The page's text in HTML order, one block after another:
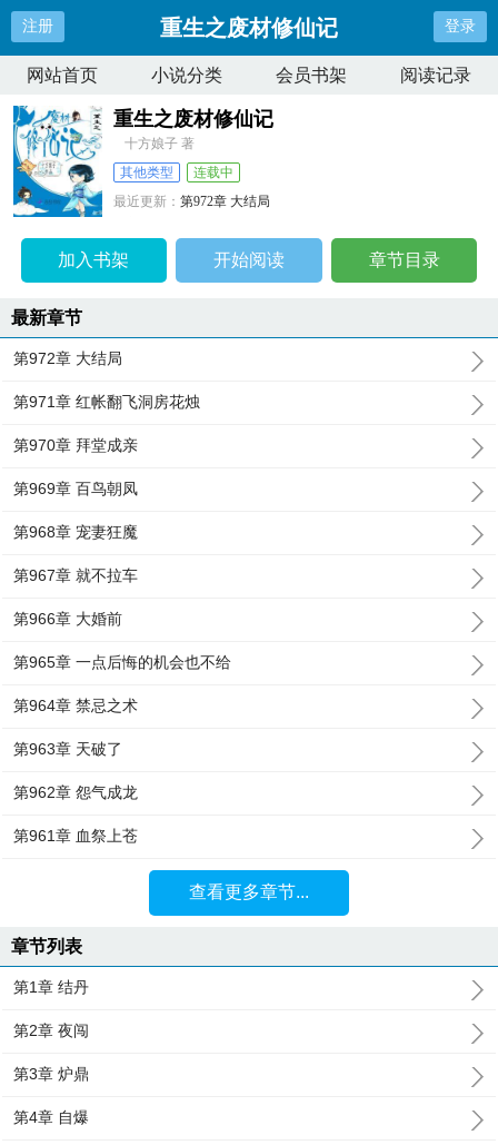
注册 重生之废材修仙记 登录
网站首页 小说分类 会员书架 阅读记录
重生之废材修仙记
十方娘子 著
其他类型
连载中
最近更新：第972章 大结局
加入书架 开始阅读 章节目录
最新章节
第972章 大结局
第971章 红帐翻飞洞房花烛
第970章 拜堂成亲
第969章 百鸟朝凤
第968章 宠妻狂魔
第967章 就不拉车
第966章 大婚前
第965章 一点后悔的机会也不给
第964章 禁忌之术
第963章 天破了
第962章 怨气成龙
第961章 血祭上苍
查看更多章节...
章节列表
第1章 结丹
第2章 夜闯
第3章 炉鼎
第4章 自爆